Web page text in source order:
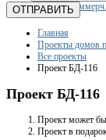
ОТПРАВИТЬ
Главная
Проекты домов
Все проекты
Проект БД-116
Проект БД-116
Проект может
Проект в